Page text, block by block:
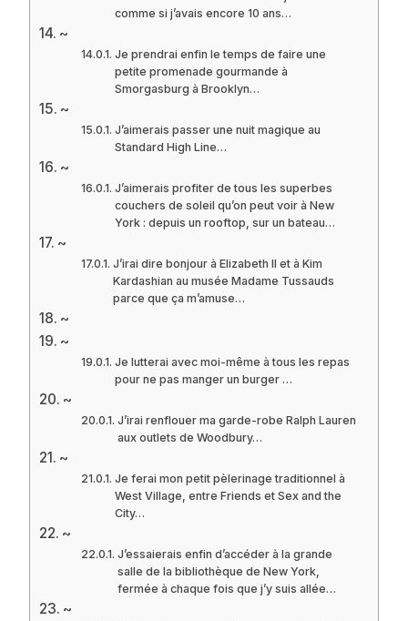
comme si j’avais encore 10 ans…
~
Je prendrai enfin le temps de faire une
petite promenade gourmande à
Smorgasburg à Brooklyn…
~
J’aimerais passer une nuit magique au
Standard High Line…
~
J’aimerais profiter de tous les superbes
couchers de soleil qu’on peut voir à New
York : depuis un rooftop, sur un bateau…
~
J’irai dire bonjour à Elizabeth II et à Kim
Kardashian au musée Madame Tussauds
parce que ça m’amuse…
~
~
Je lutterai avec moi-même à tous les repas
pour ne pas manger un burger …
~
J’irai renflouer ma garde-robe Ralph Lauren
aux outlets de Woodbury…
~
Je ferai mon petit pèlerinage traditionnel à
West Village, entre Friends et Sex and the
City…
~
J’essaierais enfin d’accéder à la grande
salle de la bibliothèque de New York,
fermée à chaque fois que j’y suis allée…
~